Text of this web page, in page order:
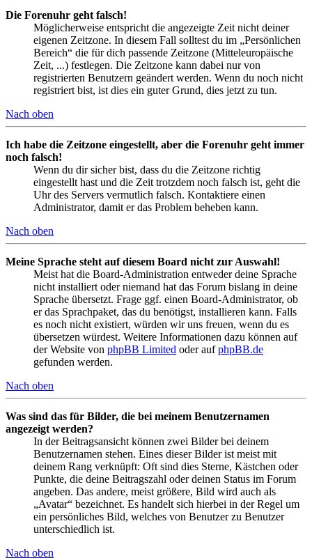
Die Forenuhr geht falsch!
Möglicherweise entspricht die angezeigte Zeit nicht deiner
eigenen Zeitzone. In diesem Fall solltest du im „Persönlichen
Bereich“ die für dich passende Zeitzone (Mitteleuropäische
Zeit, ...) festlegen. Die Zeitzone kann dabei nur von
registrierten Benutzern geändert werden. Wenn du noch nicht
registriert bist, ist dies ein guter Grund, dies jetzt zu tun.
Nach oben
Ich habe die Zeitzone eingestellt, aber die Forenuhr geht immer
noch falsch!
Wenn du dir sicher bist, dass du die Zeitzone richtig
eingestellt hast und die Zeit trotzdem noch falsch ist, geht die
Uhr des Servers vermutlich falsch. Kontaktiere einen
Administrator, damit er das Problem beheben kann.
Nach oben
Meine Sprache steht auf diesem Board nicht zur Auswahl!
Meist hat die Board-Administration entweder deine Sprache
nicht installiert oder niemand hat das Forum bislang in deine
Sprache übersetzt. Frage ggf. einen Board-Administrator, ob
er das Sprachpaket, das du benötigst, installieren kann. Falls
es noch nicht existiert, würden wir uns freuen, wenn du es
übersetzen würdest. Weitere Informationen dazu können auf
der Website von phpBB Limited oder aufphpBB.de
gefunden werden.
Nach oben
Was sind das für Bilder, die bei meinem Benutzernamen
angezeigt werden?
In der Beitragsansicht können zwei Bilder bei deinem
Benutzernamen stehen. Eines dieser Bilder ist meist mit
deinem Rang verknüpft: Oft sind dies Sterne, Kästchen oder
Punkte, die deine Beitragszahl oder deinen Status im Forum
angeben. Das andere, meist größere, Bild wird auch als
„Avatar“ bezeichnet. Es handelt sich hierbei in der Regel um
ein persönliches Bild, welches von Benutzer zu Benutzer
unterschiedlich ist.
Nach oben